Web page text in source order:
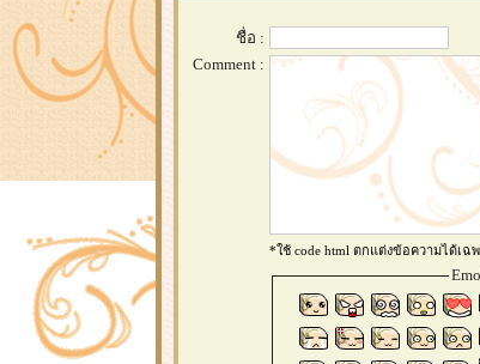
ชื่อ :
Comment :
*ใช้ code html ตกแต่งข้อความได้เฉ